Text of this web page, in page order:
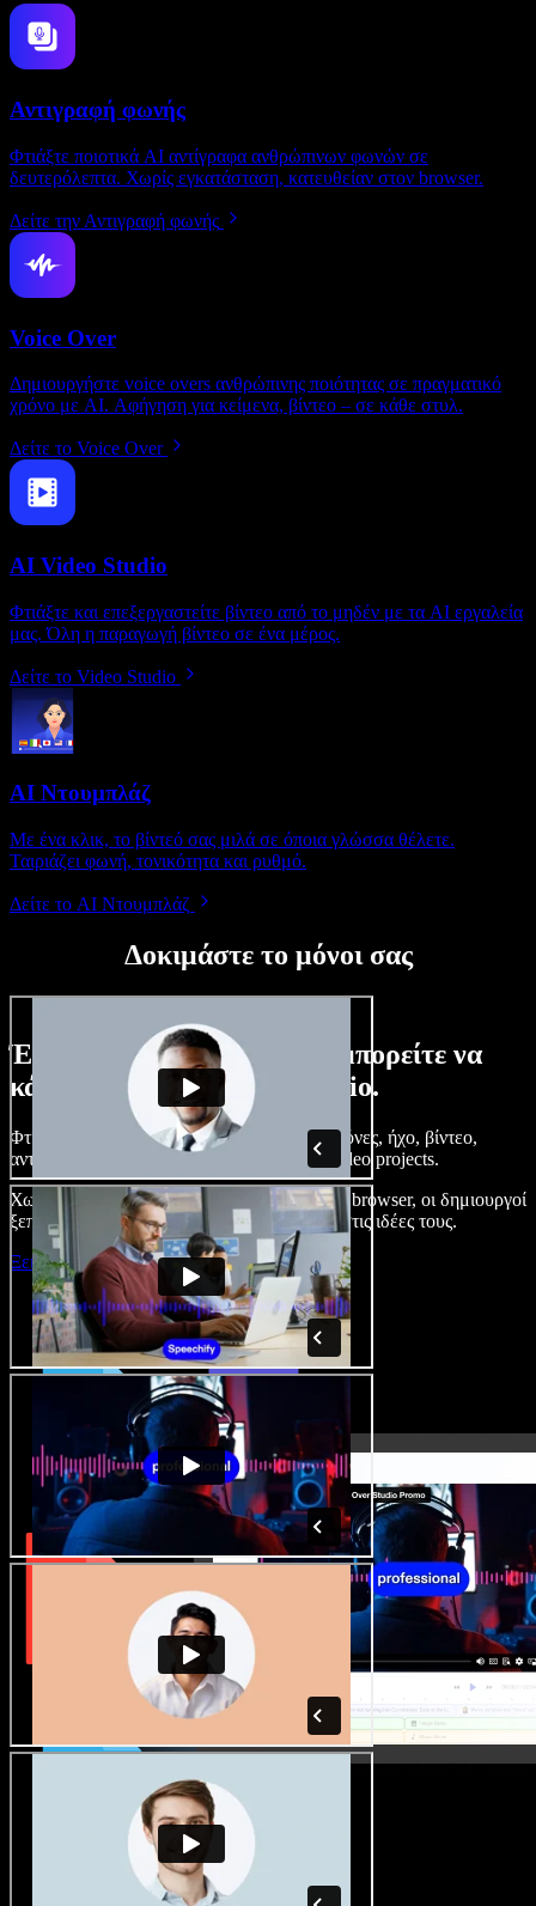
Αντιγραφή φωνής
Φτιάξτε ποιοτικά AI αντίγραφα ανθρώπινων φωνών σε
δευτερόλεπτα. Χωρίς εγκατάσταση, κατευθείαν στον browser.
Δείτε την Αντιγραφή φωνής
Voice Over
Δημιουργήστε voice overs ανθρώπινης ποιότητας σε πραγματικό
χρόνο με AI. Αφήγηση για κείμενα, βίντεο – σε κάθε στυλ.
Δείτε το Voice Over
AI Video Studio
Φτιάξτε και επεξεργαστείτε βίντεο από το μηδέν με τα AI εργαλεία
μας. Όλη η παραγωγή βίντεο σε ένα μέρος.
Δείτε το Video Studio
AI Ντουμπλάζ
Με ένα κλικ, το βίντεό σας μιλά σε όποια γλώσσα θέλετε.
Ταιριάζει φωνή, τονικότητα και ρυθμό.
Δείτε το AI Ντουμπλάζ
Δοκιμάστε το μόνοι σας
Ένα μικρό δείγμα από όσα μπορείτε να
κάνετε με το Speechify Studio.
Φτιάξτε voice overs, προσθέστε δωρεάν εικόνες, ήχο, βίντεο,
αντιγραφή φωνής – ολοκληρωμένα audio/video projects.
Χωρίς καμπύλη εκμάθησης και με όλα στον browser, οι δημιουργοί
ξεπερνούν τα κλασικά όρια και δίνουν ζωή στις ιδέες τους.
Ξεκινήστε με το Studio